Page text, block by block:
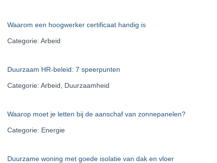
Waarom een hoogwerker certificaat handig is
Categorie: Arbeid
Duurzaam HR-beleid: 7 speerpunten
Categorie: Arbeid, Duurzaamheid
Waarop moet je letten bij de aanschaf van zonnepanelen?
Categorie: Energie
Duurzame woning met goede isolatie van dak en vloer